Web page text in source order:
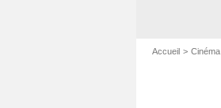
Accueil Cinéma